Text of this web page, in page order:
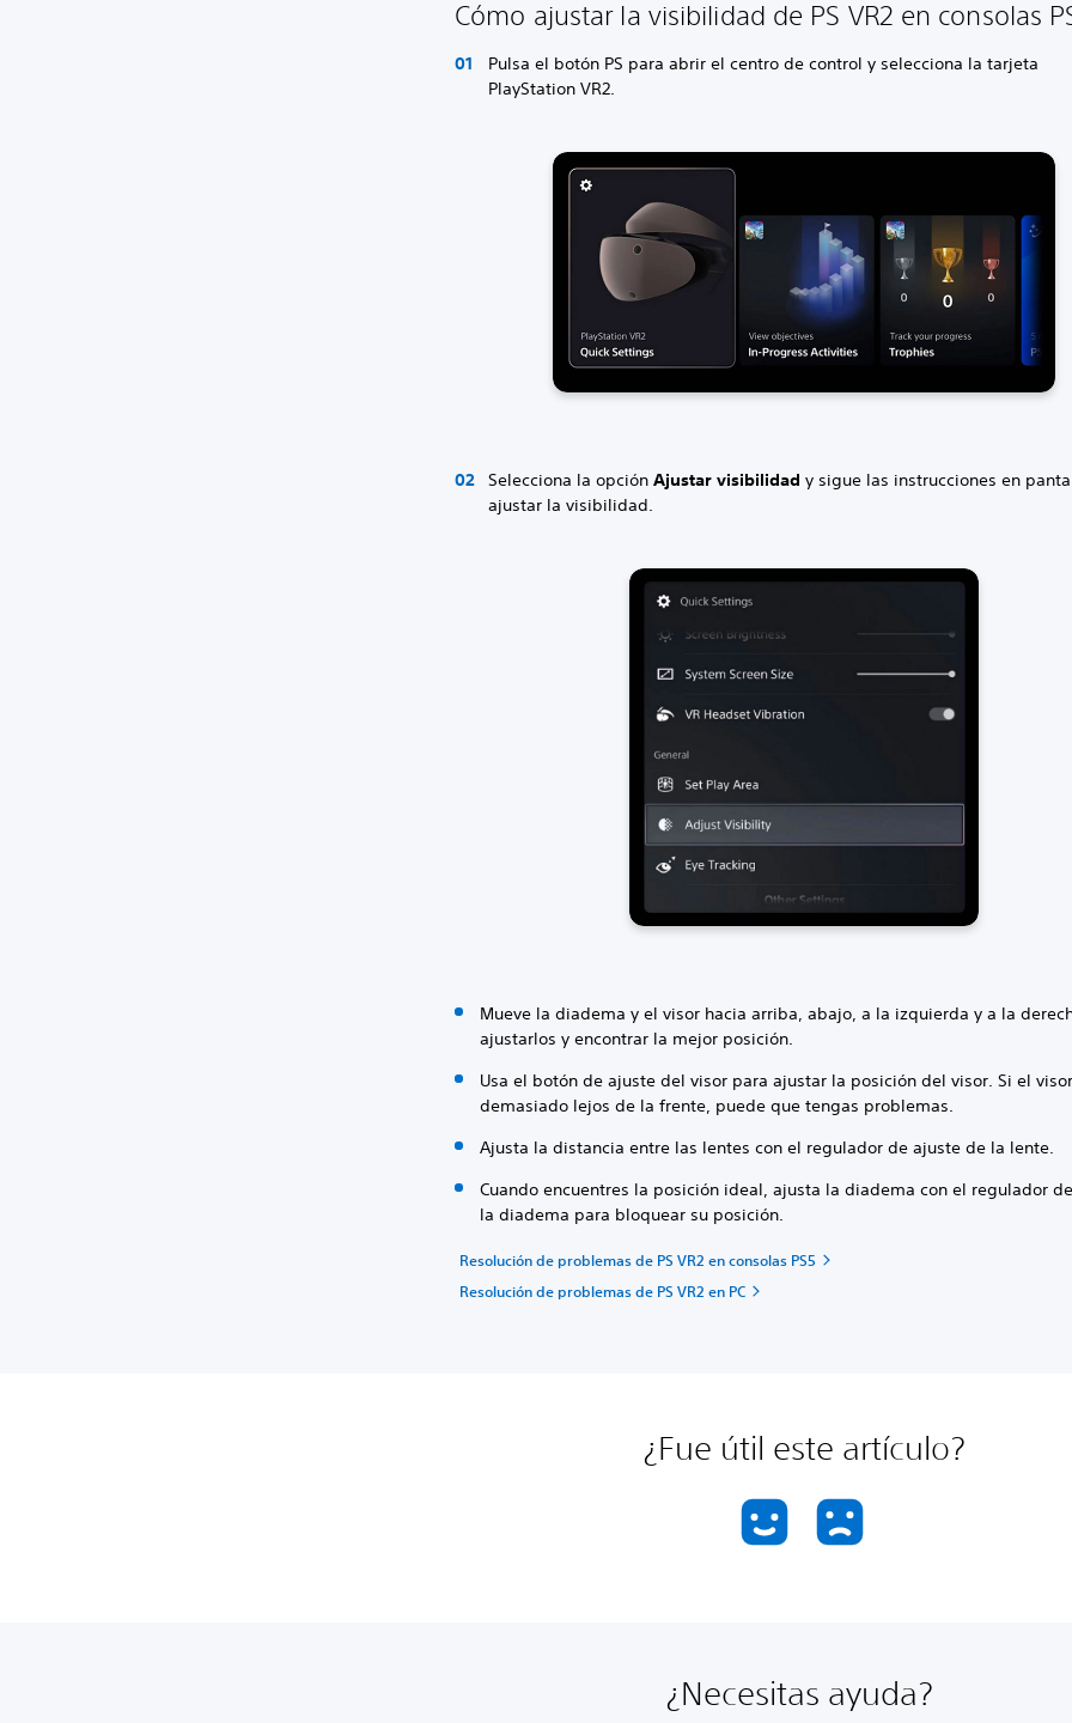
Cómo ajustar la visibilidad de PS VR2 en consolas
Pulsa el botón PS para abrir el centro de control y selecciona la tarjeta
PlayStation VR2.
Selecciona la opciónAjustar visibilidad y sigue las instrucciones en
ajustar la visibilidad.
Mueve la diadema y el visor hacia arriba, abajo, a la izquierda y a la
ajustarlos y encontrar la mejor posición.
Usa el botón de ajuste del visor para ajustar la posición del visor. Si el
demasiado lejos de la frente, puede que tengas problemas.
Ajusta la distancia entre las lentes con el regulador de ajuste de la lente.
Cuando encuentres la posición ideal, ajusta la diadema con el regulador
la diadema para bloquear su posición.
Resolución de problemas de PS VR2 en consolas PS5
Resolución de problemas de PS VR2 en PC
¿Fue útil este artículo?
¿Necesitas ayuda?